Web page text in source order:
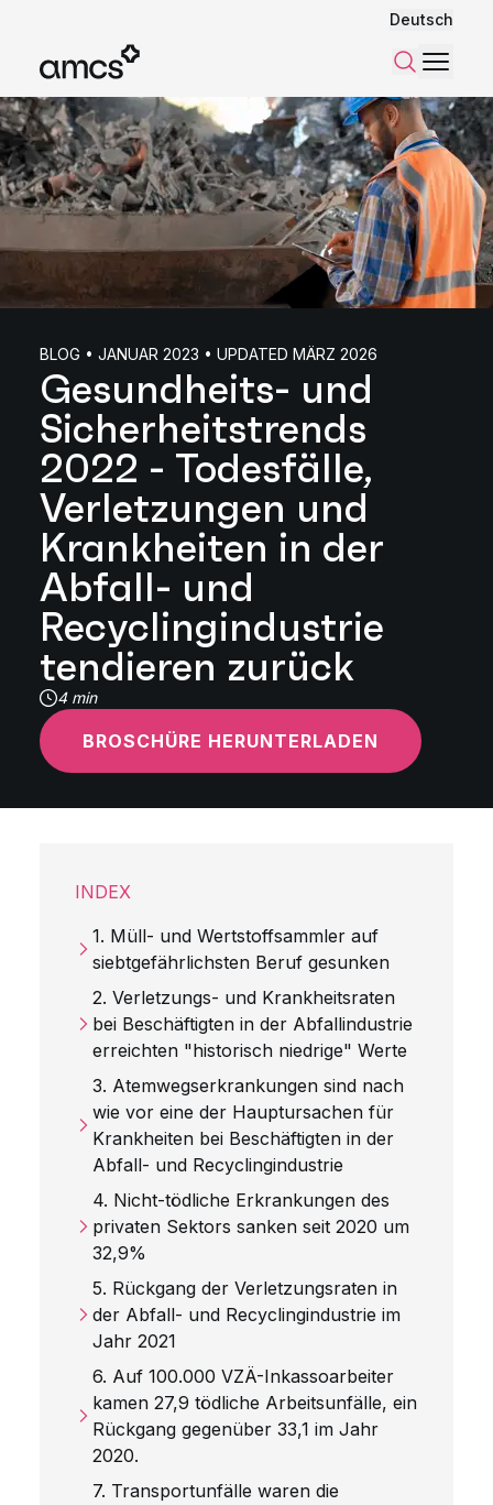
Deutsch
Suchen
Menü
BLOG • JANUAR 2023 • UPDATED MÄRZ 2026
Gesundheits- und
Sicherheitstrends
2022 - Todesfälle,
Verletzungen und
Krankheiten in der
Abfall- und
Recyclingindustrie
tendieren zurück
4 min
BROSCHÜRE HERUNTERLADEN
INDEX
1. Müll- und Wertstoffsammler auf
siebtgefährlichsten Beruf gesunken
2. Verletzungs- und Krankheitsraten
bei Beschäftigten in der Abfallindustrie
erreichten "historisch niedrige" Werte
3. Atemwegserkrankungen sind nach
wie vor eine der Hauptursachen für
Krankheiten bei Beschäftigten in der
Abfall- und Recyclingindustrie
4. Nicht-tödliche Erkrankungen des
privaten Sektors sanken seit 2020 um
32,9%
5. Rückgang der Verletzungsraten in
der Abfall- und Recyclingindustrie im
Jahr 2021
6. Auf 100.000 VZÄ-Inkassoarbeiter
kamen 27,9 tödliche Arbeitsunfälle, ein
Rückgang gegenüber 33,1 im Jahr
2020.
7. Transportunfälle waren die